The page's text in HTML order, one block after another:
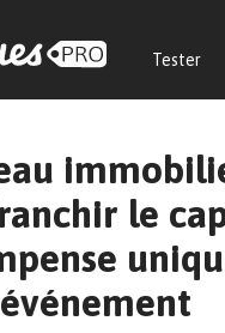
Tester
le
événement